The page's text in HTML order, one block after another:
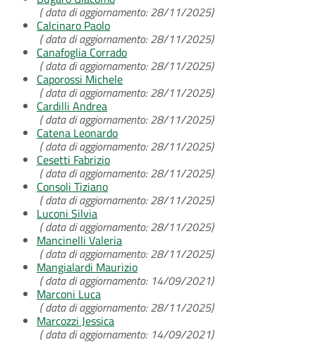
( data di aggiornamento: 28/11/2025)
Calcinaro Paolo
( data di aggiornamento: 28/11/2025)
Canafoglia Corrado
( data di aggiornamento: 28/11/2025)
Caporossi Michele
( data di aggiornamento: 28/11/2025)
Cardilli Andrea
( data di aggiornamento: 28/11/2025)
Catena Leonardo
( data di aggiornamento: 28/11/2025)
Cesetti Fabrizio
( data di aggiornamento: 28/11/2025)
Consoli Tiziano
( data di aggiornamento: 28/11/2025)
Luconi Silvia
( data di aggiornamento: 28/11/2025)
Mancinelli Valeria
( data di aggiornamento: 28/11/2025)
Mangialardi Maurizio
( data di aggiornamento: 14/09/2021)
Marconi Luca
( data di aggiornamento: 28/11/2025)
Marcozzi Jessica
( data di aggiornamento: 14/09/2021)